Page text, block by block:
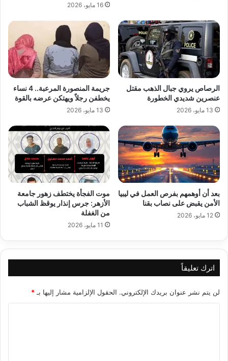
16 مايو، 2026
الرصاص يروي جبال الذهب مقتل
عنصرين شديدي الخطورة
13 مايو، 2026
جريمة المنصورة المرعبة.. 4 نساء
يخطفن رجلاً ويهتكن عرضه بالقوة
13 مايو، 2026
بعد أن أوهمهم بفرص العمل في ليبيا
الأمن يقبض على نصاب بقنا
12 مايو، 2026
موت الفجأة يختطف زهور جامعة
الأزهر: جرس إنذار يوقظ الشباب
من الغفلة
11 مايو، 2026
اترك تعليقاً
لن يتم نشر عنوان بريدك الإلكتروني. الحقول الإلزامية مشار إليها بـ *